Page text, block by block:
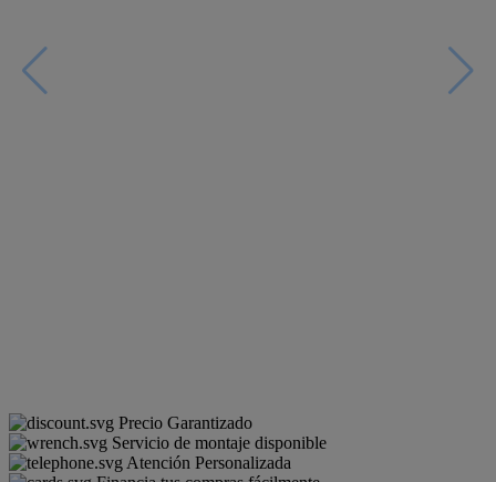
Precio Garantizado
Servicio de montaje disponible
Atención Personalizada